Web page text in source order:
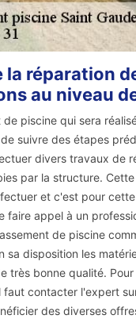
la réparation
au niveau
piscine qui sera
suivre des étapes
divers travaux de
par la structure.
et c'est pour
faire appel à un
de piscine
sa disposition les
très bonne qualité.
faut contacter l'expert
des diverses